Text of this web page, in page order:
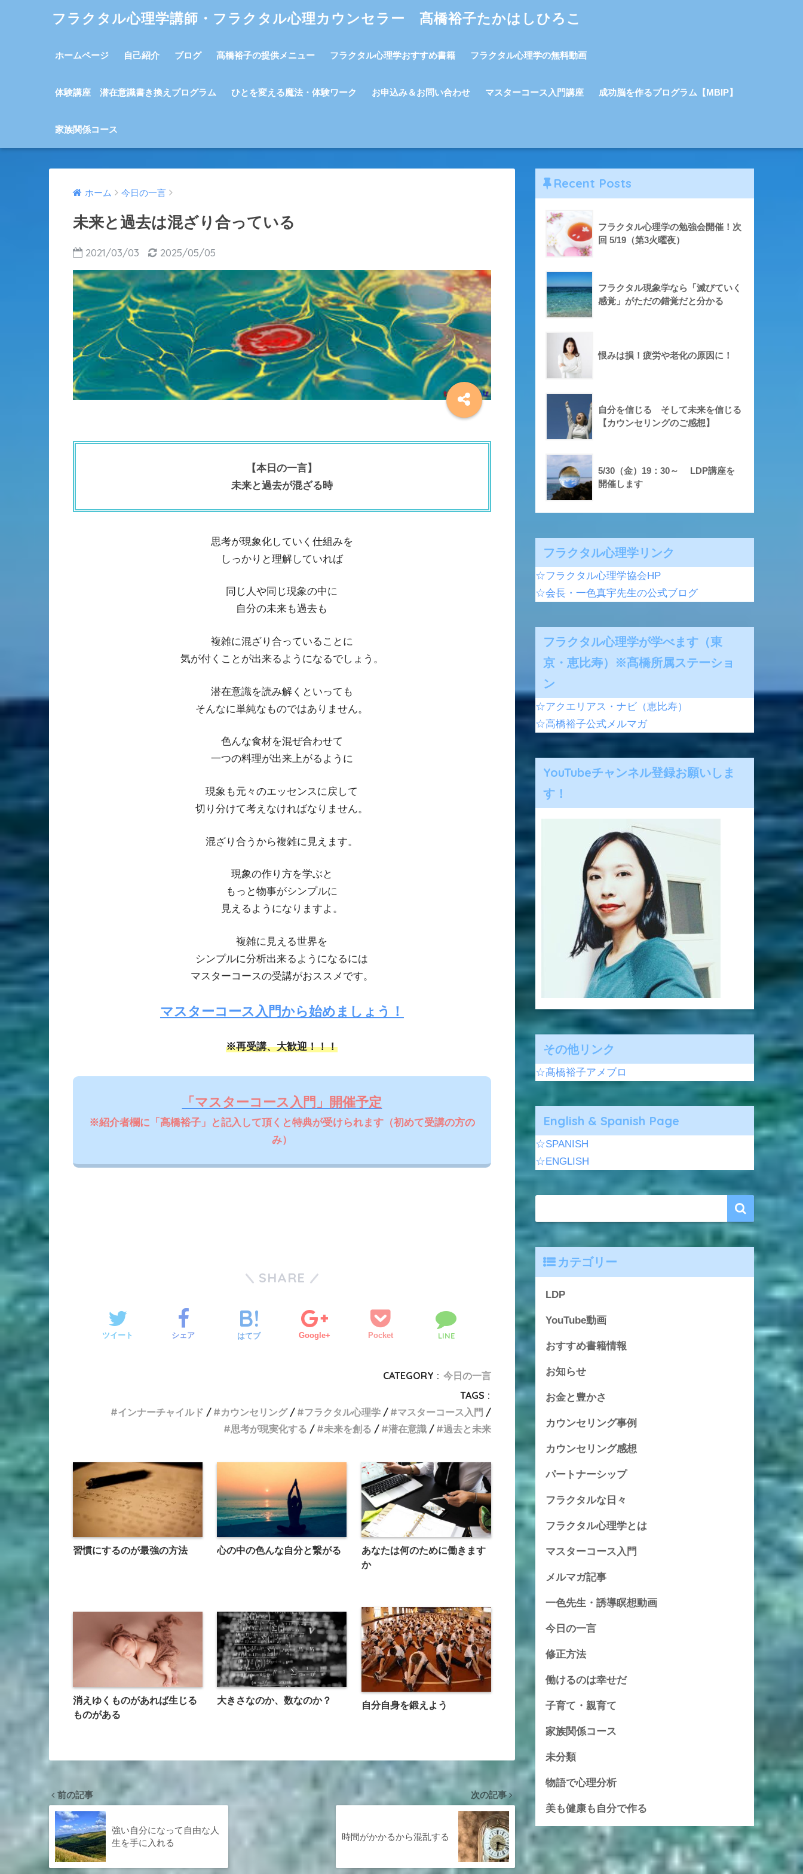
フラクタル心理学講師・フラクタル心理カウンセラー 髙橋裕子たかはしひろこ
ホームページ 自己紹介 ブログ 髙橋裕子の提供メニュー フラクタル心理学おすすめ書籍 フラクタル心理学の無料動画
体験講座 潜在意識書き換えプログラム ひとを変える魔法・体験ワーク お申込み＆お問い合わせ マスターコース入門講座 成功脳を作るプログラム【MBIP】
家族関係コース
ホーム 今日の一言
未来と過去は混ざり合っている
2021/03/03 2025/05/05
【本日の一言】
未来と過去が混ざる時
思考が現象化していく仕組みを
しっかりと理解していれば
同じ人や同じ現象の中に
自分の未来も過去も
複雑に混ざり合っていることに
気が付くことが出来るようになるでしょう。
潜在意識を読み解くといっても
そんなに単純なものではありません。
色んな食材を混ぜ合わせて
一つの料理が出来上がるように
現象も元々のエッセンスに戻して
切り分けて考えなければなりません。
混ざり合うから複雑に見えます。
現象の作り方を学ぶと
もっと物事がシンプルに
見えるようになりますよ。
複雑に見える世界を
シンプルに分析出来るようになるには
マスターコースの受講がおススメです。
マスターコース入門から始めましょう！
※再受講、大歓迎！！！
「マスターコース入門」開催予定
※紹介者欄に「高橋裕子」と記入して頂くと特典が受けられます（初めて受講の方の
み）
SHARE
ツイート シェア はてブ Google+ Pocket LINE
CATEGORY : 今日の一言
TAGS :
インナーチャイルド
カウンセリング フラクタル心理学
マスターコース入門
思考が現実化する
未来を創る 潜在意識 過去と未来
習慣にするのが最強の方法 心の中の色んな自分と繋がる
あなたは何のために働きます
か
消えゆくものがあれば生じる
ものがある
大きさなのか、数なのか？ 自分自身を鍛えよう
前の記事
強い自分になって自由な人
生を手に入れる
次の記事
時間がかかるから混乱する
Recent Posts
フラクタル心理学の勉強会開催！次
回 5/19（第3火曜夜）
フラクタル現象学なら「滅びていく
感覚」がただの錯覚だと分かる
恨みは損！疲労や老化の原因に！
自分を信じる そして未来を信じる
【カウンセリングのご感想】
5/30（金）19：30～ LDP講座を
開催します
フラクタル心理学リンク
☆フラクタル心理学協会HP
☆会長・一色真宇先生の公式ブログ
フラクタル心理学が学べます（東
京・恵比寿）※髙橋所属ステーショ
ン
☆アクエリアス・ナビ（恵比寿）
☆高橋裕子公式メルマガ
YouTubeチャンネル登録お願いしま
す！
その他リンク
☆髙橋裕子アメブロ
English & Spanish Page
☆SPANISH
☆ENGLISH
カテゴリー
LDP
YouTube動画
おすすめ書籍情報
お知らせ
お金と豊かさ
カウンセリング事例
カウンセリング感想
パートナーシップ
フラクタルな日々
フラクタル心理学とは
マスターコース入門
メルマガ記事
一色先生・誘導瞑想動画
今日の一言
修正方法
働けるのは幸せだ
子育て・親育て
家族関係コース
未分類
物語で心理分析
美も健康も自分で作る